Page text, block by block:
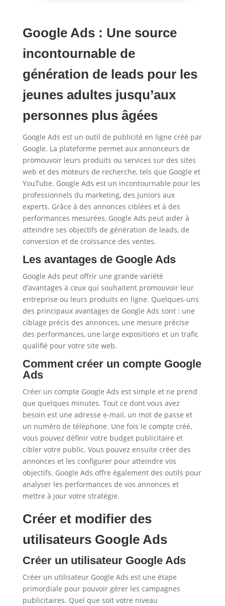
Google Ads : Une source
incontournable de
génération de leads pour les
jeunes adultes jusqu’aux
personnes plus âgées
Google Ads est un outil de publicité en ligne créé par
Google. La plateforme permet aux annonceurs de
promouvoir leurs produits ou services sur des sites
web et des moteurs de recherche, tels que Google et
YouTube. Google Ads est un incontournable pour les
professionnels du marketing, des juniors aux
experts. Grâce à des annonces ciblées et à des
performances mesurées, Google Ads peut aider à
atteindre ses objectifs de génération de leads, de
conversion et de croissance des ventes.
Les avantages de Google Ads
Google Ads peut offrir une grande variété
d’avantages à ceux qui souhaitent promouvoir leur
entreprise ou leurs produits en ligne. Quelques-uns
des principaux avantages de Google Ads sont : une
ciblage précis des annonces, une mesure précise
des performances, une large expositions et un trafic
qualifié pour votre site web.
Comment créer un compte Google
Ads
Créer un compte Google Ads est simple et ne prend
que quelques minutes. Tout ce dont vous avez
besoin est une adresse e-mail, un mot de passe et
un numéro de téléphone. Une fois le compte créé,
vous pouvez définir votre budget publicitaire et
cibler votre public. Vous pouvez ensuite créer des
annonces et les configurer pour atteindre vos
objectifs. Google Ads offre également des outils pour
analyser les performances de vos annonces et
mettre à jour votre stratégie.
Créer et modifier des
utilisateurs Google Ads
Créer un utilisateur Google Ads
Créer un utilisateur Google Ads est une étape
primordiale pour pouvoir gérer les campagnes
publicitaires. Quel que soit votre niveau